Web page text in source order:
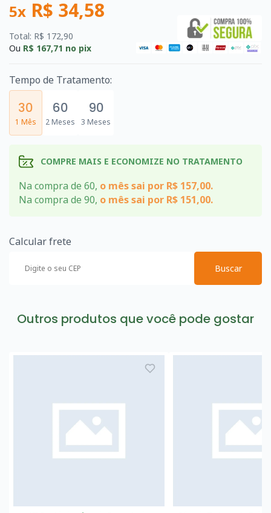
5x R$ 34,58
Total: R$ 172,90
Ou R$ 167,71 no pix
Tempo de Tratamento:
30
1 Mês
60
2 Meses
90
3 Meses
COMPRE MAIS E ECONOMIZE NO TRATAMENTO
Na compra de 60, o mês sai por R$ 157,00.
Na compra de 90, o mês sai por R$ 151,00.
Calcular frete
Buscar
Outros produtos que você pode gostar